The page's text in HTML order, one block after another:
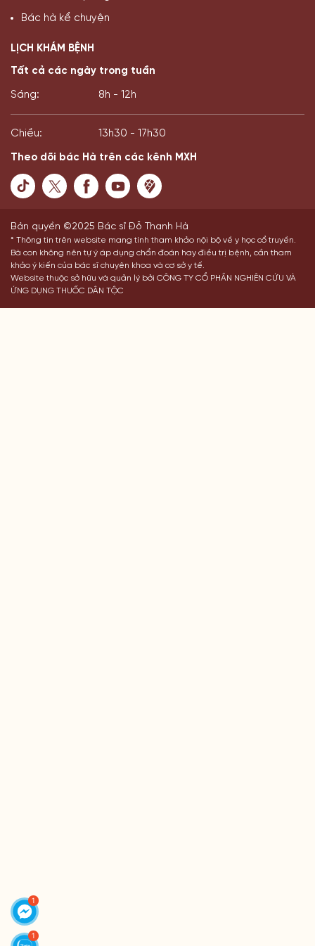
Bác hà kể chuyện
LỊCH KHÁM BỆNH
Tất cả các ngày trong tuần
Sáng: 8h - 12h
Chiều: 13h30 - 17h30
Theo dõi bác Hà trên các kênh MXH
Bản quyền ©2025 Bác sĩ Đỗ Thanh Hà
* Thông tin trên website mang tính tham khảo nội bộ về y học cổ truyền.
Bà con không nên tự ý áp dụng chẩn đoán hay điều trị bệnh, cần tham
khảo ý kiến của bác sĩ chuyên khoa và cơ sở y tế.
Website thuộc sở hữu và quản lý bởi CÔNG TY CỔ PHẦN NGHIÊN CỨU VÀ
ỨNG DỤNG THUỐC DÂN TỘC